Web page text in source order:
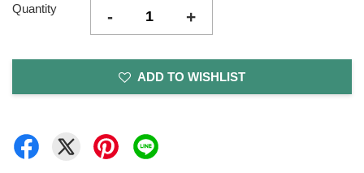
Quantity - +
ADD TO WISHLIST